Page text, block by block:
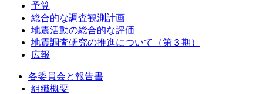
予算
総合的な調査観測計画
地震活動の総合的な評価
地震調査研究の推進について（第３期）
広報
各委員会と報告書
組織概要